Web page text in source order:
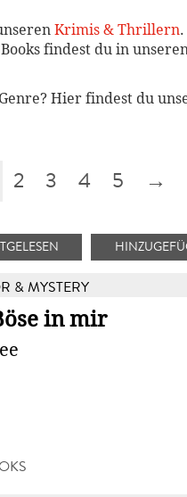
Krimis & Thrillern
findest du in
Hier findest du
2 3 4 5 →
& MYSTERY
in mir